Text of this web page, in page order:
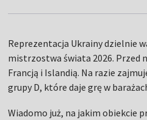
Reprezentacja Ukrainy dzielnie
mistrzostwa świata 2026. Przed
Francją i Islandią. Na razie
grupy D, które daje grę w
Wiadomo już, na jakim obiekcie